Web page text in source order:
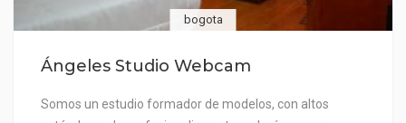
bogota
Ángeles Studio Webcam
Somos un estudio formador de modelos, con altos